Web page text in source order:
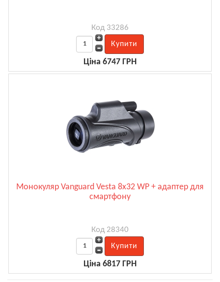
Код 33286
Ціна 6747 ГРН
Монокуляр Vanguard Vesta 8x32 WP + адаптер для
смартфону
Код 28340
Ціна 6817 ГРН